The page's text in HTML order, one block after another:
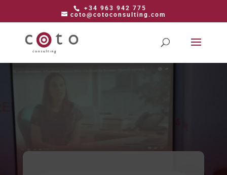
+34 963 942 775
coto@cotoconsulting.com